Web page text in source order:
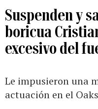
Suspenden y
boricua
excesivo del
Le impusieron una
actuación en el